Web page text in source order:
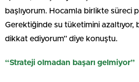
başlıyorum. Hocamla birlikte süreci
Gerektiğinde su tüketimini azaltıyor,
dikkat ediyorum” diye konuştu.
“Strateji olmadan başarı gelmiyor”